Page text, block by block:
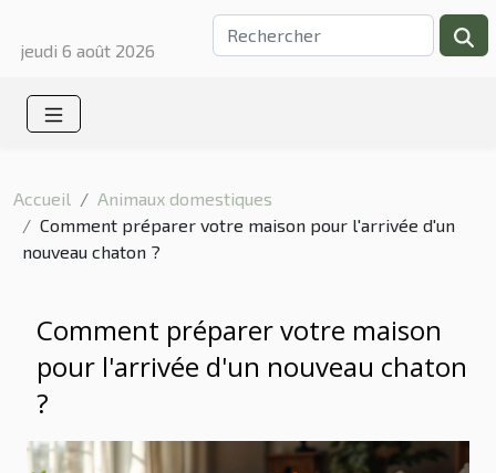
jeudi 6 août 2026
Accueil
Animaux domestiques
Comment préparer votre maison pour l'arrivée d'un
nouveau chaton ?
Comment préparer votre maison
pour l'arrivée d'un nouveau chaton
?